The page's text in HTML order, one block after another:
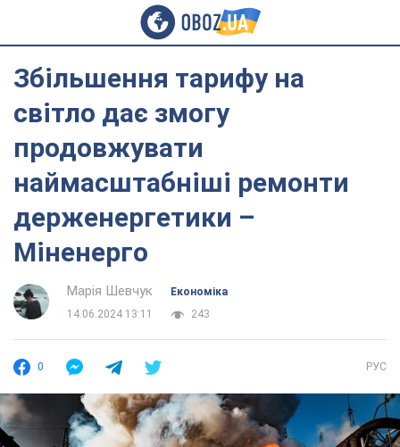
Збільшення тарифу на
світло дає змогу
продовжувати
наймасштабніші ремонти
держенергетики –
Міненерго
Марія Шевчук
Економіка
14.06.2024 13:11
243
0 РУС